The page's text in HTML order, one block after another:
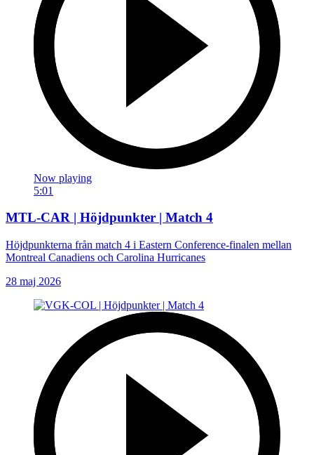
Now playing
5:01
MTL-CAR | Höjdpunkter | Match 4
Höjdpunkterna från match 4 i Eastern Conference-finalen mellan
Montreal Canadiens och Carolina Hurricanes
28 maj 2026